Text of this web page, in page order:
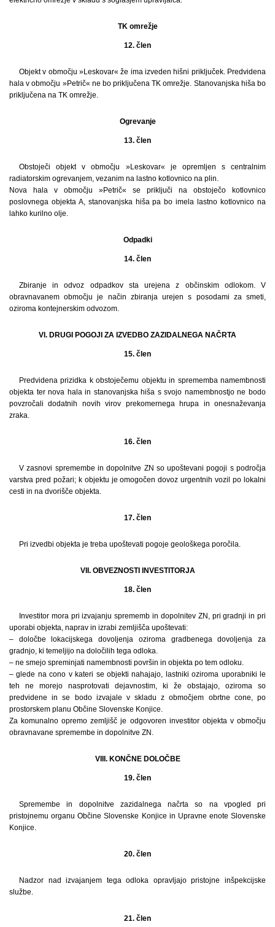
TK omrežje
12. člen
Objekt v območju »Leskovar« že ima izveden hišni priključek. Predvidena
hala v območju »Petrič« ne bo priključena TK omrežje. Stanovanjska hiša bo
priključena na TK omrežje.
Ogrevanje
13. člen
Obstoječi objekt v območju »Leskovar« je opremljen s centralnim
radiatorskim ogrevanjem, vezanim na lastno kotlovnico na plin.
Nova hala v območju »Petrič« se priključi na obstoječo kotlovnico
poslovnega objekta A, stanovanjska hiša pa bo imela lastno kotlovnico na
lahko kurilno olje.
Odpadki
14. člen
Zbiranje in odvoz odpadkov sta urejena z občinskim odlokom. V
obravnavanem območju je način zbiranja urejen s posodami za smeti,
oziroma kontejnerskim odvozom.
VI. DRUGI POGOJI ZA IZVEDBO ZAZIDALNEGA NAČRTA
15. člen
Predvidena prizidka k obstoječemu objektu in sprememba namembnosti
objekta ter nova hala in stanovanjska hiša s svojo namembnostjo ne bodo
povzročali dodatnih novih virov prekomernega hrupa in onesnaževanja
zraka.
16. člen
V zasnovi spremembe in dopolnitve ZN so upoštevani pogoji s področja
varstva pred požari; k objektu je omogočen dovoz urgentnih vozil po lokalni
cesti in na dvorišče objekta.
17. člen
Pri izvedbi objekta je treba upoštevati pogoje geološkega poročila.
VII. OBVEZNOSTI INVESTITORJA
18. člen
Investitor mora pri izvajanju sprememb in dopolnitev ZN, pri gradnji in pri
uporabi objekta, naprav in izrabi zemljišča upoštevati:
– določbe lokacijskega dovoljenja oziroma gradbenega dovoljenja za
gradnjo, ki temeljijo na določilih tega odloka.
– ne smejo spreminjati namembnosti površin in objekta po tem odloku.
– glede na cono v kateri se objekti nahajajo, lastniki oziroma uporabniki le
teh ne morejo nasprotovati dejavnostim, ki že obstajajo, oziroma so
predvidene in se bodo izvajale v skladu z območjem obrtne cone, po
prostorskem planu Občine Slovenske Konjice.
Za komunalno opremo zemljišč je odgovoren investitor objekta v območju
obravnavane spremembe in dopolnitve ZN.
VIII. KONČNE DOLOČBE
19. člen
Spremembe in dopolnitve zazidalnega načrta so na vpogled pri
pristojnemu organu Občine Slovenske Konjice in Upravne enote Slovenske
Konjice.
20. člen
Nadzor nad izvajanjem tega odloka opravljajo pristojne inšpekcijske
službe.
21. člen